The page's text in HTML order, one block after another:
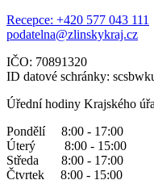
Recepce: +420 577 043 111
podatelna@zlinskykraj.cz
IČO: 70891320
ID datové schránky:
Úřední hodiny Krajského
Pondělí 8:00 - 17:00
Úterý 8:00 - 15:00
Středa 8:00 - 17:00
Čtvrtek 8:00 - 15:00